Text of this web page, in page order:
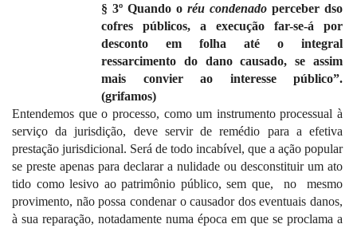
§ 3º Quando oréu condenado perceber dso
cofres públicos, a execução far-se-á por
desconto em folha até o integral
ressarcimento do dano causado, se assim
mais convier ao interesse público”.
(grifamos)
Entendemos que o processo, como um instrumento processual à
serviço da jurisdição, deve servir de remédio para a efetiva
prestação jurisdicional. Será de todo incabível, que a ação popular
se preste apenas para declarar a nulidade ou desconstituir um ato
tido como lesivo ao patrimônio público, sem que,
no
mesmo
provimento, não possa condenar o causador dos eventuais danos,
à sua reparação, notadamente numa época em que se proclama a